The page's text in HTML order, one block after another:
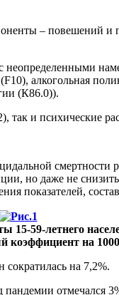
–
неопределенными
алкогольная
(К86.0)).
и психические
но даже не
показателей,
59-летнего
коэффициент на
на 7,2%.
отмечался